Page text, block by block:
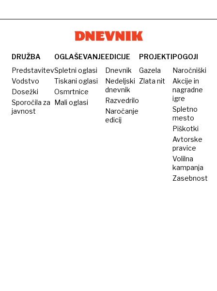
nezmotljiva
DRUŽBA
Predstavitev
Vodstvo
Dosežki
Sporočila za
javnost
OGLAŠEVANJE
Spletni oglasi
Tiskani oglasi
Osmrtnice
Mali oglasi
EDICIJE
Dnevnik
Nedeljski
dnevnik
Razvedrilo
Naročanje
edicij
PROJEKTI
Gazela
Zlata nit
POGOJI
Naročniški
Akcije in
nagradne
igre
Spletno
mesto
Piškotki
Avtorske
pravice
Volilna
kampanja
Zasebnost